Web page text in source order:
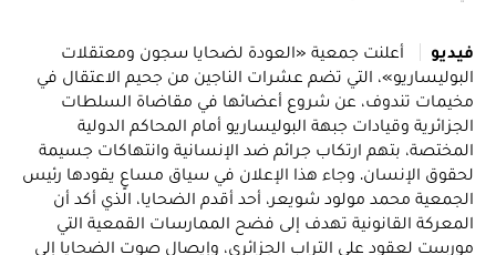
فيديو
أعلنت جمعية «العودة لضحايا سجون ومعتقلات
البوليساريو»، التي تضم عشرات الناجين من جحيم الاعتقال في
مخيمات تندوف، عن شروع أعضائها في مقاضاة السلطات
الجزائرية وقيادات جبهة البوليساريو أمام المحاكم الدولية
المختصة، بتهم ارتكاب جرائم ضد الإنسانية وانتهاكات جسيمة
لحقوق الإنسان. وجاء هذا الإعلان في سياق مساعٍ يقودها رئيس
الجمعية محمد مولود شويعر، أحد أقدم الضحايا، الذي أكد أن
المعركة القانونية تهدف إلى فضح الممارسات القمعية التي
مورست لعقود على التراب الجزائري، وإيصال صوت الضحايا إلى